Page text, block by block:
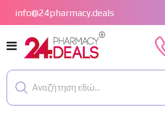
info@24pharmacy.deals
Εναλλαγή
Πλοήγησης
Αναζήτηση εδώ...